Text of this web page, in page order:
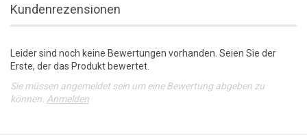
Kundenrezensionen
Leider sind noch keine Bewertungen vorhanden. Seien Sie der
Erste, der das Produkt bewertet.
Sie müssen angemeldet sein um eine Bewertung abgeben zu
können. Anmelden